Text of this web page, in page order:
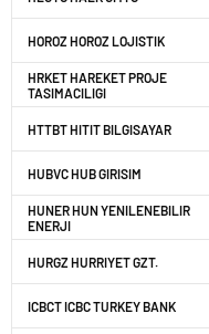
HOROZ HOROZ LOJISTIK
HRKET HAREKET PROJE
TASIMACILIGI
HTTBT HITIT BILGISAYAR
HUBVC HUB GIRISIM
HUNER HUN YENILENEBILIR
ENERJI
HURGZ HURRIYET GZT.
ICBCT ICBC TURKEY BANK